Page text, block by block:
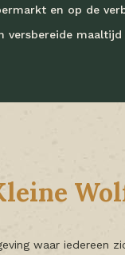
en op de
versbereide maaltijd
waar iedereen